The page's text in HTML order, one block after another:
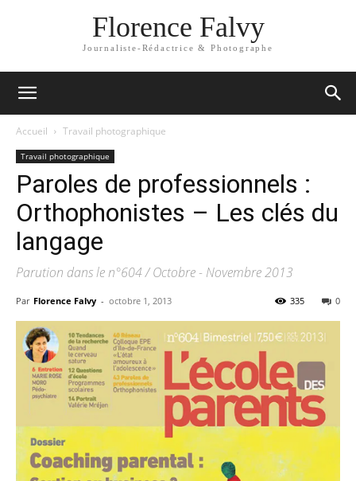
Florence Falvy
Journaliste-Rédactrice & Photographe
Accueil Travail photographique
Travail photographique
Paroles de professionnels :
Orthophonistes – Les clés du
langage
Parution dans le n°604 / Octobre - Novembre 2013
Par Florence Falvy - octobre 1, 2013 0
335